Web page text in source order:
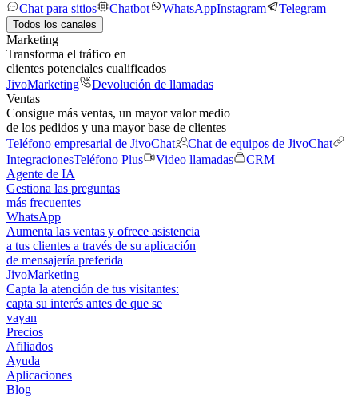
Chat para sitios
Chatbot WhatsAppInstagram Telegram
Todos los canales
Marketing
Transforma el tráfico en
clientes potenciales cualificados
JivoMarketing
Devolución de llamadas
Ventas
Consigue más ventas, un mayor valor medio
de los pedidos y una mayor base de clientes
Teléfono empresarial de JivoChat
Chat de equipos de JivoChat
IntegracionesTeléfono Plus Video llamadas
CRM
Agente de IA
Gestiona las preguntas
más frecuentes
WhatsApp
Aumenta las ventas y ofrece asistencia
a tus clientes a través de su aplicación
de mensajería preferida
JivoMarketing
Capta la atención de tus visitantes:
capta su interés antes de que se
vayan
Precios
Afiliados
Ayuda
Aplicaciones
Blog